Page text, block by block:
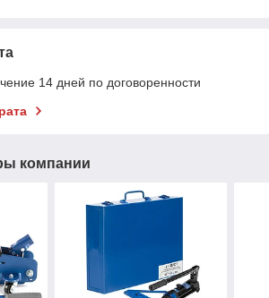
14 дней по договоренности
компании